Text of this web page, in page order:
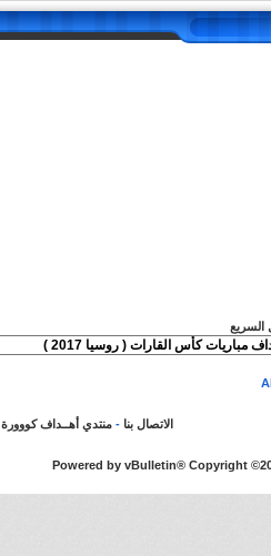
السريع
الاتصال بنا - منتدي أهــداف كووورة
Powered by vBulletin® Copyright